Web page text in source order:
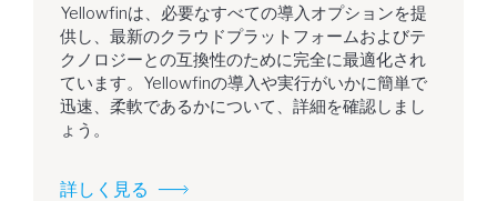
Yellowfinは、必要なすべての導入オプションを提
供し、最新のクラウドプラットフォームおよびテ
クノロジーとの互換性のために完全に最適化され
ています。Yellowfinの導入や実行がいかに簡単で
迅速、柔軟であるかについて、詳細を確認しまし
ょう。
詳しく見る